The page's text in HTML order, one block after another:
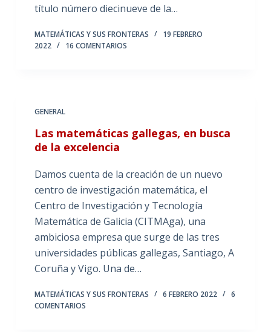
título número diecinueve de la…
MATEMÁTICAS Y SUS FRONTERAS
19 FEBRERO
2022
16 COMENTARIOS
GENERAL
Las matemáticas gallegas, en busca
de la excelencia
Damos cuenta de la creación de un nuevo
centro de investigación matemática, el
Centro de Investigación y Tecnología
Matemática de Galicia (CITMAga), una
ambiciosa empresa que surge de las tres
universidades públicas gallegas, Santiago, A
Coruña y Vigo. Una de…
MATEMÁTICAS Y SUS FRONTERAS 6 FEBRERO 2022
6
COMENTARIOS